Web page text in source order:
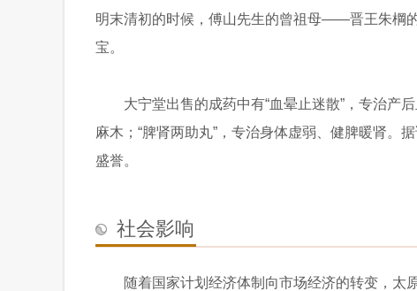
明末清初的时候，傅山先生的曾祖母——晋王朱棡
宝。
大宁堂出售的成药中有“血晕止迷散”，专治产
麻木；“脾肾两助丸”，专治身体虚弱、健脾暖肾。
盛誉。
社会影响
随着国家计划经济体制向市场经济的转变，太